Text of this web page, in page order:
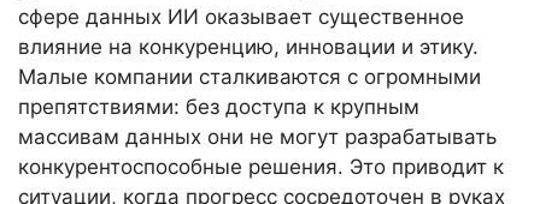
сфере данных ИИ оказывает существенное
влияние на конкуренцию, инновации и этику.
Малые компании сталкиваются с огромными
препятствиями: без доступа к крупным
массивам данных они не могут разрабатывать
конкурентоспособные решения. Это приводит к
ситуации, когда прогресс сосредоточен в руках